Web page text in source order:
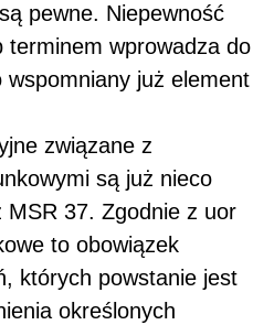
pewne. Niepewność
terminem wprowadza do
wspomniany już element
związane z
są już nieco
37. Zgodnie z uor
to obowiązek
których powstanie jest
określonych